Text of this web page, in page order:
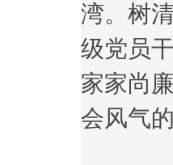
湾。树
级党员
家家尚
会风气